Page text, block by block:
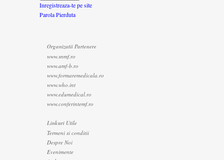
Inregistreaza-te pe site
Parola Pierduta
Organizatii Partenere
www.snmf.ro
www.amf-b.ro
www.formaremedicala.ro
www.who.int
www.edumedical.ro
www.conferintemf.ro
Linkuri Utile
Termeni si conditii
Despre Noi
Evenimente